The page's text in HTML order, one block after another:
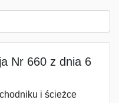
Nr 660 z dnia 6
i ścieżce